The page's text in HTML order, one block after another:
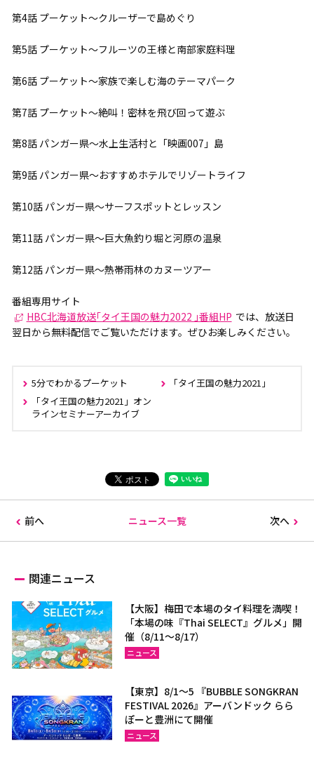
第4話 プーケット～クルーザーで島めぐり
第5話 プーケット～フルーツの王様と南部家庭料理
第6話 プーケット～家族で楽しむ海のテーマパーク
第7話 プーケット～絶叫！密林を飛び回って遊ぶ
第8話 パンガー県～水上生活村と「映画007」島
第9話 パンガー県～おすすめホテルでリゾートライフ
第10話 パンガー県～サーフスポットとレッスン
第11話 パンガー県～巨大魚釣り堀と河原の温泉
第12話 パンガー県～熱帯雨林のカヌーツアー
番組専用サイト
HBC北海道放送｢タイ王国の魅力2022 ｣番組HP では、放送日
翌日から無料配信でご覧いただけます。ぜひお楽しみください。
5分でわかるプーケット
「タイ王国の魅力2021」
「タイ王国の魅力2021」オン
ラインセミナーアーカイブ
前へ ニュース一覧 次へ
関連ニュース
【大阪】梅田で本場のタイ料理を満喫！
「本場の味『Thai SELECT』グルメ」開
催（8/11～8/17）
ニュース
【東京】8/1～5 『BUBBLE SONGKRAN
FESTIVAL 2026』アーバンドック らら
ぽーと豊洲にて開催
ニュース